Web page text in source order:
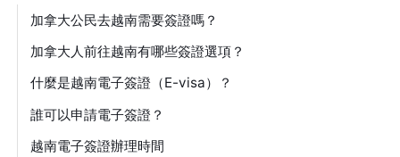
加拿大公民去越南需要簽證嗎？
加拿大人前往越南有哪些簽證選項？
什麼是越南電子簽證（E-visa）？
誰可以申請電子簽證？
越南電子簽證辦理時間